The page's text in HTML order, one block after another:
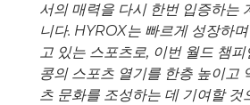
서의 매력을 다시 한번 입증하는
니다. HYROX는 빠르게 성장하
고 있는 스포츠로, 이번 월드 챔
콩의 스포츠 열기를 한층 높이고
츠 문화를 조성하는 데 기여할 것